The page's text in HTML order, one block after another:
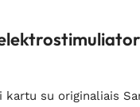
su originaliais